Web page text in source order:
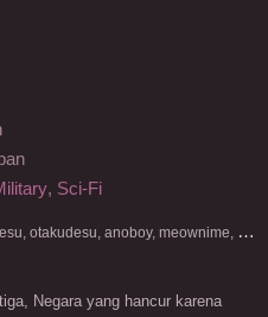
, Sci-Fi
D
onlod nonton streaming video, nekodesu, otakudesu, anoboy, meownime, anitoki, meguminime, melody, oploverz, anoboy, nimegami, unduh, riie net, drivenime, myanimelist, MAL, kusonime, neonime, bstation, maxnime, Netflix, animeindo, anichin, crunchyroll, neonime, samehadaku, streaming, otakupoi, awsubs, anibatch, anikyojin, nekonime, kurogaze, zippyshare, vidio google drive, Muse Indonesia, kazefuri, iQIYI, Viu, Ani-One Asia, Animenonton, Otaku desu, Mangaku, Anibatch,Vidio, Genflix, Amazon Prime Video, 3GP, Mp4, 240p, Terlengkap.
Negara yang hancur karena